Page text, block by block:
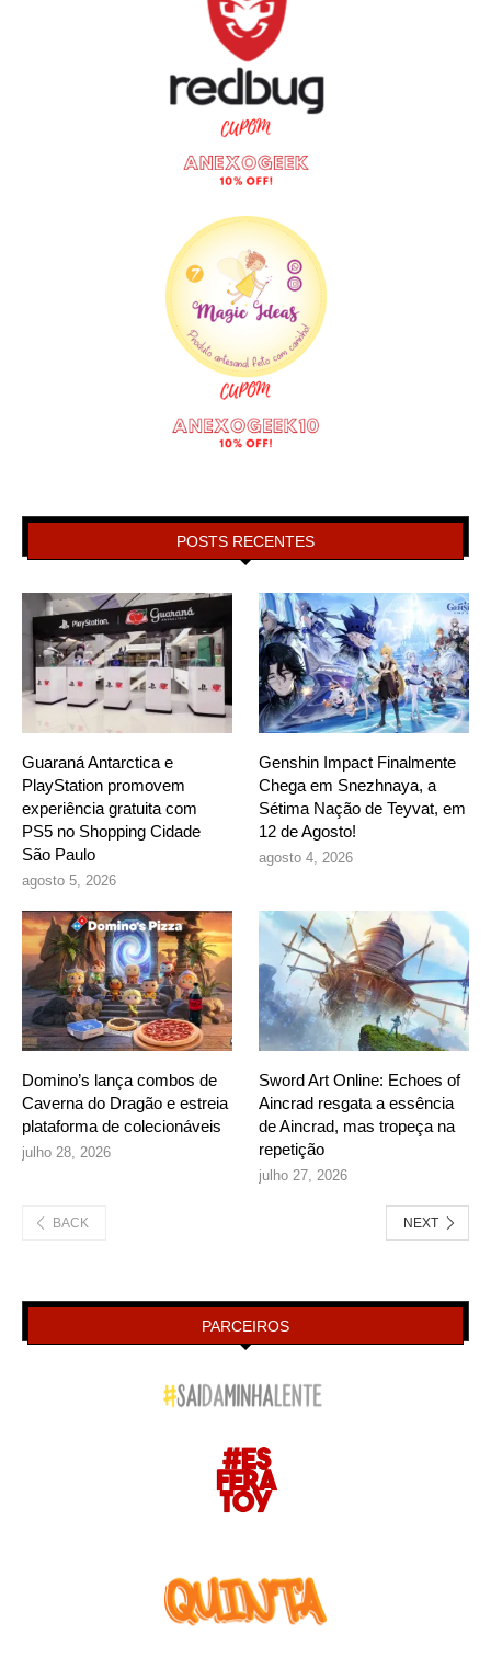
POSTS RECENTES
Guaraná Antarctica e
PlayStation promovem
experiência gratuita com
PS5 no Shopping Cidade
São Paulo
agosto 5, 2026
Genshin Impact Finalmente
Chega em Snezhnaya, a
Sétima Nação de Teyvat, em
12 de Agosto!
agosto 4, 2026
Domino’s lança combos de
Caverna do Dragão e estreia
plataforma de colecionáveis
julho 28, 2026
Sword Art Online: Echoes of
Aincrad resgata a essência
de Aincrad, mas tropeça na
repetição
julho 27, 2026
BACK NEXT
PARCEIROS